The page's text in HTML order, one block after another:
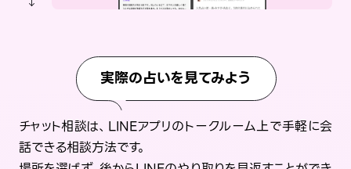
実際の占いを見てみよう
チャット相談は、LINEアプリのトークルーム上で手軽に会
話できる相談方法です。